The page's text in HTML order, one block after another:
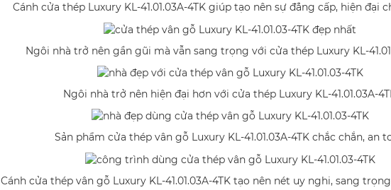
Cánh cửa thép Luxury KL-41.01.03A-4TK giúp tạo nên sự đẳng cấp, hiện đại
Ngôi nhà trở nên gần gũi mà vẫn sang trọng với cửa thép Luxury KL-
Ngôi nhà trở nên hiện đại hơn với cửa thép Luxury KL-41.01.03A-
Sản phẩm cửa thép vân gỗ Luxury KL-41.01.03A-4TK chắc chắn, an
Cánh cửa thép vân gỗ Luxury KL-41.01.03A-4TK tạo nên nét uy nghi, sang